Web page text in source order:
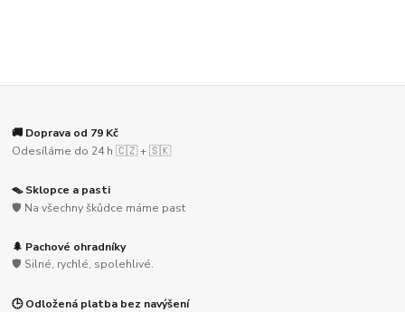
🚚 Doprava od 79 Kč
Odesíláme do 24 h 🇨🇿 + 🇸🇰
🪤 Sklopce a pasti
🛡️ Na všechny škůdce máme past
🌲 Pachové ohradníky
🛡️ Silné, rychlé, spolehlivé.
🕒 Odložená platba bez navýšení